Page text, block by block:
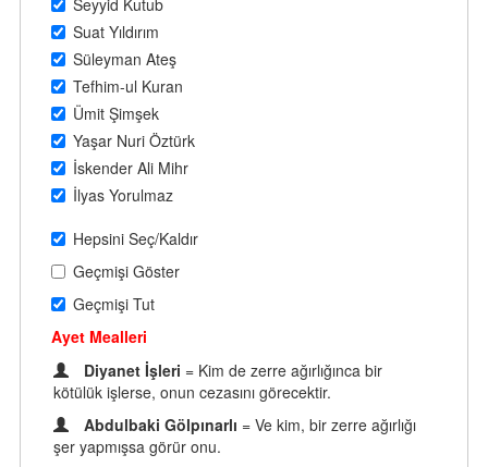
Seyyid Kutub
Suat Yıldırım
Süleyman Ateş
Tefhim-ul Kuran
Ümit Şimşek
Yaşar Nuri Öztürk
İskender Ali Mihr
İlyas Yorulmaz
Hepsini Seç/Kaldır
Geçmişi Göster
Geçmişi Tut
Ayet Mealleri
Diyanet İşleri = Kim de zerre ağırlığınca bir
kötülük işlerse, onun cezasını görecektir.
Abdulbaki Gölpınarlı = Ve kim, bir zerre ağırlığı
şer yapmışsa görür onu.